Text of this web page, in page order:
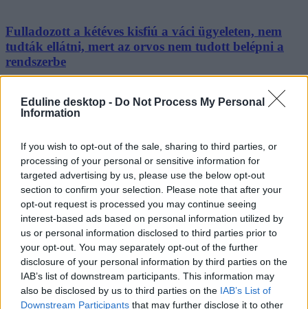
Eduline desktop - Do Not Process My Personal
Information
If you wish to opt-out of the sale, sharing to third parties, or
processing of your personal or sensitive information for
targeted advertising by us, please use the below opt-out
section to confirm your selection. Please note that after your
opt-out request is processed you may continue seeing
interest-based ads based on personal information utilized by
us or personal information disclosed to third parties prior to
your opt-out. You may separately opt-out of the further
disclosure of your personal information by third parties on the
IAB’s list of downstream participants. This information may
also be disclosed by us to third parties on the IAB’s List of
Downstream Participants that may further disclose it to other
Fulladozott a kétéves kisfiú a váci ügyeleten, nem
tudták ellátni, mert az orvos nem tudott belépni a
rendszerbe
gyerekosztályra küldték a fulladozó kisfiút március 15-én reggel.
Már milliós kattintásnál jár a TikTok-videó,
amelyben egy orvos beszél az Elf Barról
Kulja András videója négy napja jelent meg, és nem az a témája,
hogy miért lenne jó dolog egy Elf Bar.
Campus life
Eduline